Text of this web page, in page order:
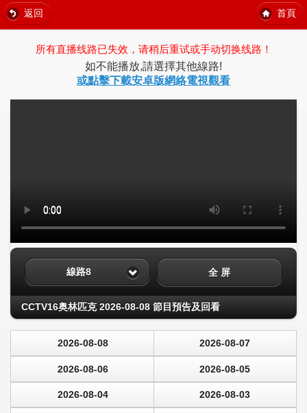
返回 首頁
所有直播线路已失效，请稍后重试或手动切换线路！
如不能播放,請選擇其他線路!
或點擊下載安卓版網絡電視觀看
線路8 全 屏
CCTV16奥林匹克 2026-08-08 節目預告及回看
2026-08-08 2026-08-07
2026-08-06 2026-08-05
2026-08-04 2026-08-03